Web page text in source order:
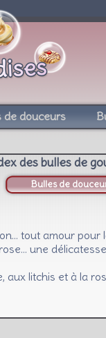
de douceurs
des bulles de
Bulles de
tout amour pour
une
aux litchis et à la